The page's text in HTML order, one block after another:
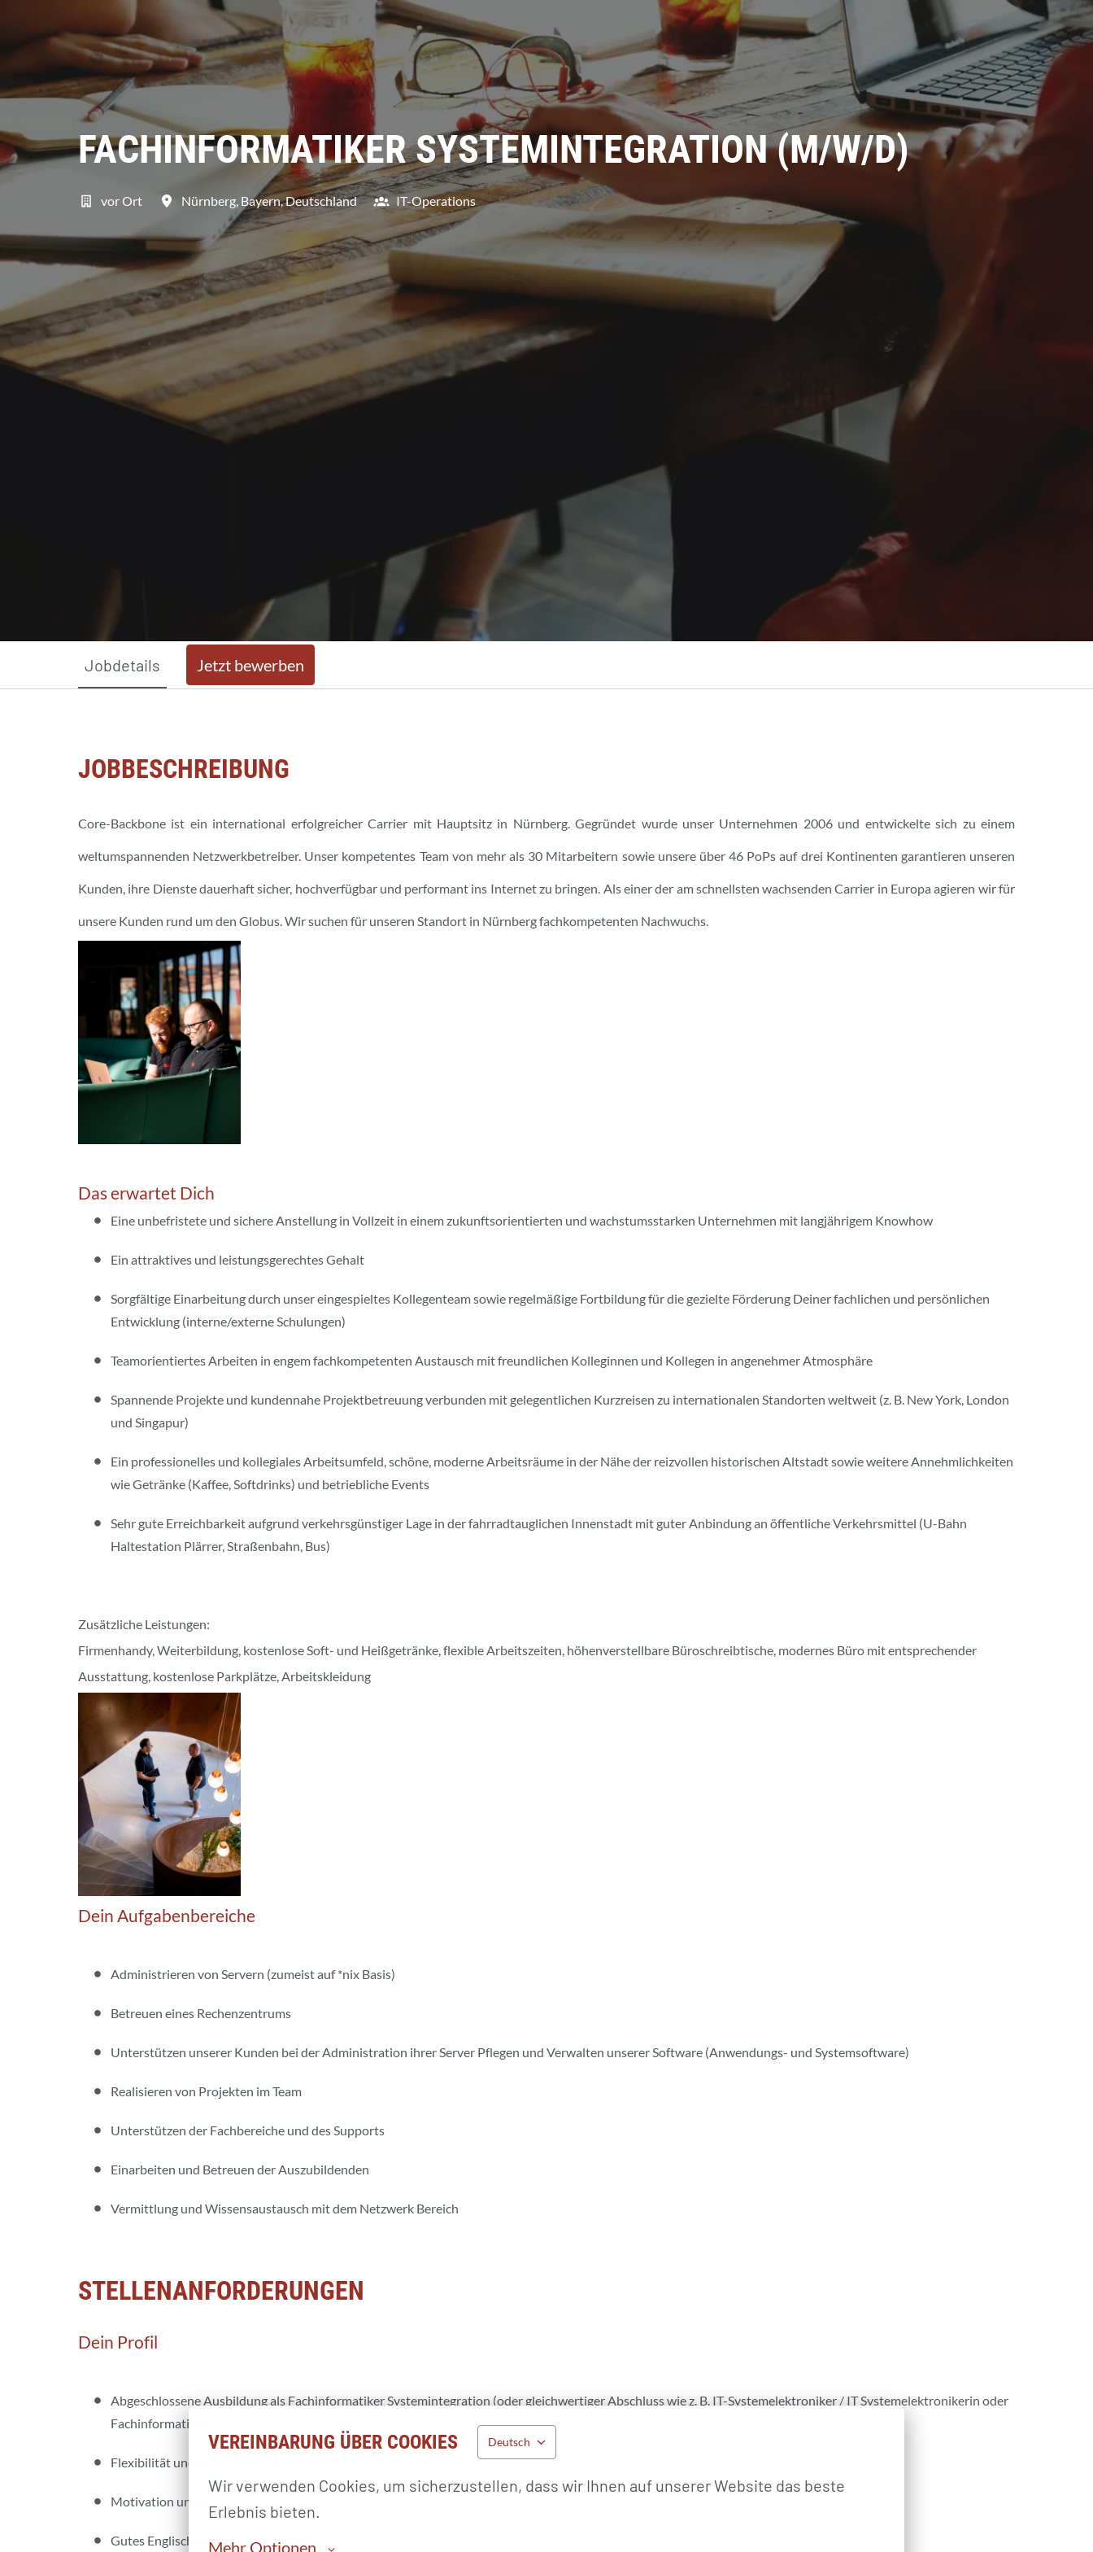
VEREINBARUNG ÜBER COOKIES Deutsch
Wir verwenden Cookies, um sicherzustellen, dass wir Ihnen auf unserer Website das beste
Erlebnis bieten.
Mehr Optionen
FACHINFORMATIKER SYSTEMINTEGRATION (M/W/D)
vor Ort Nürnberg, Bayern,Deutschland IT-Operations
Jobdetails Jetzt bewerben
JOBBESCHREIBUNG
Core-Backbone ist ein international erfolgreicher Carrier mit Hauptsitz in Nürnberg. Gegründet wurde unser Unternehmen 2006 und entwickelte sich zu einem
weltumspannenden Netzwerkbetreiber. Unser kompetentes Team von mehr als 30 Mitarbeitern sowie unsere über 46 PoPs auf drei Kontinenten garantieren unseren
Kunden, ihre Dienste dauerhaft sicher, hochverfügbar und performant ins Internet zu bringen. Als einer der am schnellsten wachsenden Carrier in Europa agieren wir für
unsere Kunden rund um den Globus. Wir suchen für unseren Standort in Nürnberg fachkompetenten Nachwuchs.
Das erwartet Dich
Eine unbefristete und sichere Anstellung in Vollzeit in einem zukunftsorientierten und wachstumsstarken Unternehmen mit langjährigem Knowhow
Ein attraktives und leistungsgerechtes Gehalt
Sorgfältige Einarbeitung durch unser eingespieltes Kollegenteam sowie regelmäßige Fortbildung für die gezielte Förderung Deiner fachlichen und persönlichen
Entwicklung (interne/externe Schulungen)
Teamorientiertes Arbeiten in engem fachkompetenten Austausch mit freundlichen Kolleginnen und Kollegen in angenehmer Atmosphäre
Spannende Projekte und kundennahe Projektbetreuung verbunden mit gelegentlichen Kurzreisen zu internationalen Standorten weltweit (z. B. New York, London
und Singapur)
Ein professionelles und kollegiales Arbeitsumfeld, schöne, moderne Arbeitsräume in der Nähe der reizvollen historischen Altstadt sowie weitere Annehmlichkeiten
wie Getränke (Kaffee, Softdrinks) und betriebliche Events
Sehr gute Erreichbarkeit aufgrund verkehrsgünstiger Lage in der fahrradtauglichen Innenstadt mit guter Anbindung an öffentliche Verkehrsmittel (U-Bahn
Haltestation Plärrer, Straßenbahn, Bus)
Zusätzliche Leistungen:
Firmenhandy, Weiterbildung, kostenlose Soft- und Heißgetränke, flexible Arbeitszeiten, höhenverstellbare Büroschreibtische, modernes Büro mit entsprechender
Ausstattung, kostenlose Parkplätze, Arbeitskleidung
Dein Aufgabenbereiche
Administrieren von Servern (zumeist auf *nix Basis)
Betreuen eines Rechenzentrums
Unterstützen unserer Kunden bei der Administration ihrer Server Pflegen und Verwalten unserer Software (Anwendungs- und Systemsoftware)
Realisieren von Projekten im Team
Unterstützen der Fachbereiche und des Supports
Einarbeiten und Betreuen der Auszubildenden
Vermittlung und Wissensaustausch mit dem Netzwerk Bereich
STELLENANFORDERUNGEN
Dein Profil
Abgeschlossene Ausbildung als Fachinformatiker Systemintegration (oder gleichwertiger Abschluss wie z. B. IT-Systemelektroniker / IT Systemelektronikerin oder
Fachinformatiker Anwendungsentwicklung) oder eine gleichwertige Qualifikation
Flexibilität und Anpassungsfähigkeit
Motivation und Teamfähigkeit
Gutes Englisch in Wort und Schrift